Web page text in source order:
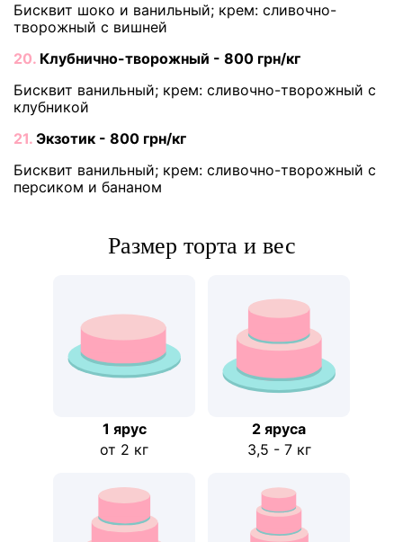
Бисквит шоко и ванильный; крем: сливочно-
творожный с вишней
20. Клубнично-творожный - 800 грн/кг
Бисквит ванильный; крем: сливочно-творожный с
клубникой
21. Экзотик - 800 грн/кг
Бисквит ванильный; крем: сливочно-творожный с
персиком и бананом
Размер торта и вес
1 ярус
от 2 кг
2 ярусa
3,5 - 7 кг